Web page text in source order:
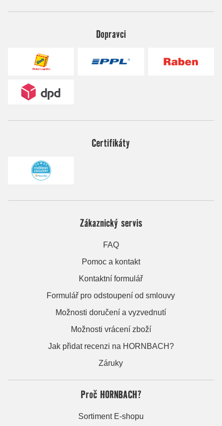
Dopravci
Certifikáty
Zákaznický servis
FAQ
Pomoc a kontakt
Kontaktní formulář
Formulář pro odstoupení od smlouvy
Možnosti doručení a vyzvednutí
Možnosti vrácení zboží
Jak přidat recenzi na HORNBACH?
Záruky
Proč HORNBACH?
Sortiment E-shopu